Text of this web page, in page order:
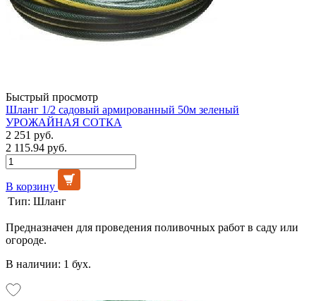
Быстрый просмотр
Шланг 1/2 садовый армированный 50м зеленый
УРОЖАЙНАЯ СОТКА
2 251 руб.
2 115.94 руб.
В корзину
Тип: Шланг
Предназначен для проведения поливочных работ в саду или
огороде.
В наличии: 1 бух.